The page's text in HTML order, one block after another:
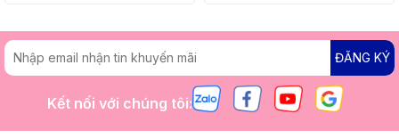
ĐĂNG KÝ
Kết nối với chúng tôi: